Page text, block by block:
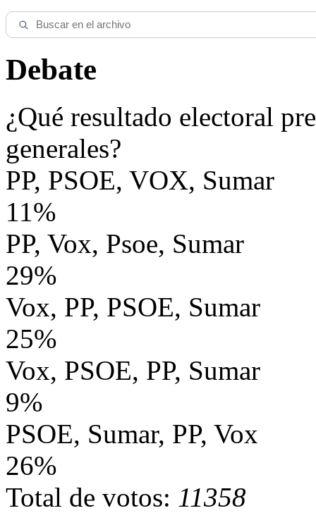
Debate
¿Qué resultado electoral
generales?
PP, PSOE, VOX, Sumar
11%
PP, Vox, Psoe, Sumar
29%
Vox, PP, PSOE, Sumar
25%
Vox, PSOE, PP, Sumar
9%
PSOE, Sumar, PP, Vox
26%
Total de votos: 11358